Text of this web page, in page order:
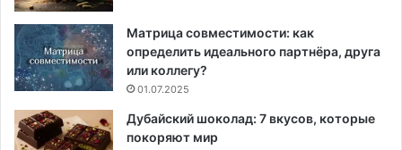
Матрица совместимости: как
определить идеального партнёра, друга
или коллегу?
01.07.2025
Дубайский шоколад: 7 вкусов, которые
покоряют мир